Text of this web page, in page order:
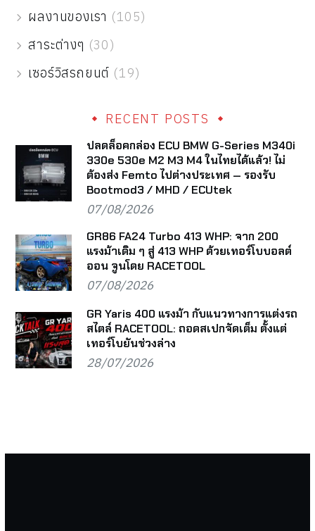
ผลงานของเรา (105)
สาระต่างๆ (30)
เซอร์วิสรถยนต์ (19)
RECENT POSTS
ปลดล็อคกล่อง ECU BMW G-Series M340i
330e 530e M2 M3 M4 ในไทยได้แล้ว! ไม่
ต้องส่ง Femto ไปต่างประเทศ — รองรับ
Bootmod3 / MHD / ECUtek
07/08/2026
GR86 FA24 Turbo 413 WHP: จาก 200
แรงม้าเดิม ๆ สู่ 413 WHP ด้วยเทอร์โบบอลต์
ออน จูนโดย RACETOOL
07/08/2026
GR Yaris 400 แรงม้า กับแนวทางการแต่งรถ
สไตล์ RACETOOL: ถอดสเปกจัดเต็ม ตั้งแต่
เทอร์โบยันช่วงล่าง
28/07/2026